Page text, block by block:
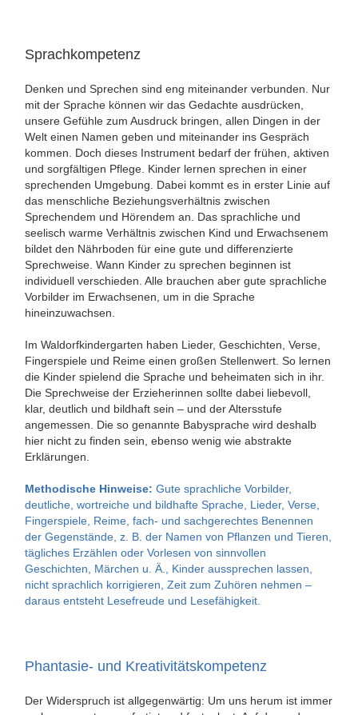
Sprachkompetenz
Denken und Sprechen sind eng miteinander verbunden. Nur
mit der Sprache können wir das Gedachte ausdrücken,
unsere Gefühle zum Ausdruck bringen, allen Dingen in der
Welt einen Namen geben und miteinander ins Gespräch
kommen. Doch dieses Instrument bedarf der frühen, aktiven
und sorgfältigen Pflege. Kinder lernen sprechen in einer
sprechenden Umgebung. Dabei kommt es in erster Linie auf
das menschliche Beziehungsverhältnis zwischen
Sprechendem und Hörendem an. Das sprachliche und
seelisch warme Verhältnis zwischen Kind und Erwachsenem
bildet den Nährboden für eine gute und differenzierte
Sprechweise. Wann Kinder zu sprechen beginnen ist
individuell verschieden. Alle brauchen aber gute sprachliche
Vorbilder im Erwachsenen, um in die Sprache
hineinzuwachsen.
Im Waldorfkindergarten haben Lieder, Geschichten, Verse,
Fingerspiele und Reime einen großen Stellenwert. So lernen
die Kinder spielend die Sprache und beheimaten sich in ihr.
Die Sprechweise der Erzieherinnen sollte dabei liebevoll,
klar, deutlich und bildhaft sein – und der Altersstufe
angemessen. Die so genannte Babysprache wird deshalb
hier nicht zu finden sein, ebenso wenig wie abstrakte
Erklärungen.
Methodische Hinweise:Gute sprachliche Vorbilder,
deutliche, wortreiche und bildhafte Sprache, Lieder, Verse,
Fingerspiele, Reime, fach- und sachgerechtes Benennen
der Gegenstände, z. B. der Namen von Pflanzen und Tieren,
tägliches Erzählen oder Vorlesen von sinnvollen
Geschichten, Märchen u. Ä., Kinder aussprechen lassen,
nicht sprachlich korrigieren, Zeit zum Zuhören nehmen –
daraus entsteht Lesefreude und Lesefähigkeit.
Phantasie- und Kreativitätskompetenz
Der Widerspruch ist allgegenwärtig: Um uns herum ist immer